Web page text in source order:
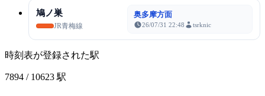
鳩ノ巣
JR青梅線
奥多摩方面
26/07/31 22:48 tsrknic
時刻表が登録された駅
7894 / 10623 駅